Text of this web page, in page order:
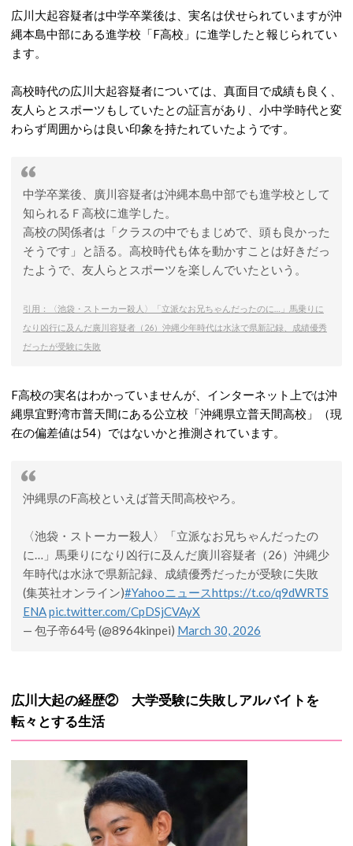
広川大起容疑者は中学卒業後は、実名は伏せられていますが沖
縄本島中部にある進学校「F高校」に進学したと報じられてい
ます。
高校時代の広川大起容疑者については、真面目で成績も良く、
友人らとスポーツもしていたとの証言があり、小中学時代と変
わらず周囲からは良い印象を持たれていたようです。
中学卒業後、廣川容疑者は沖縄本島中部でも進学校として
知られるＦ高校に進学した。
高校の関係者は「クラスの中でもまじめで、頭も良かった
そうです」と語る。高校時代も体を動かすことは好きだっ
たようで、友人らとスポーツを楽しんでいたという。
引用：〈池袋・ストーカー殺人〉「立派なお兄ちゃんだったのに…」馬乗りに
なり凶行に及んだ廣川容疑者（26）沖縄少年時代は水泳で県新記録、成績優秀
だったが受験に失敗
F高校の実名はわかっていませんが、インターネット上では沖
縄県宜野湾市普天間にある公立校「沖縄県立普天間高校」（現
在の偏差値は54）ではないかと推測されています。
沖縄県のF高校といえば普天間高校やろ。
〈池袋・ストーカー殺人〉「立派なお兄ちゃんだったの
に…」馬乗りになり凶行に及んだ廣川容疑者（26）沖縄少
年時代は水泳で県新記録、成績優秀だったが受験に失敗
(集英社オンライン)#Yahooニュースhttps://t.co/q9dWRTS
ENApic.twitter.com/CpDSjCVAyX
— 包子帝64号 (@8964kinpei) March 30, 2026
広川大起の経歴② 大学受験に失敗しアルバイトを
転々とする生活